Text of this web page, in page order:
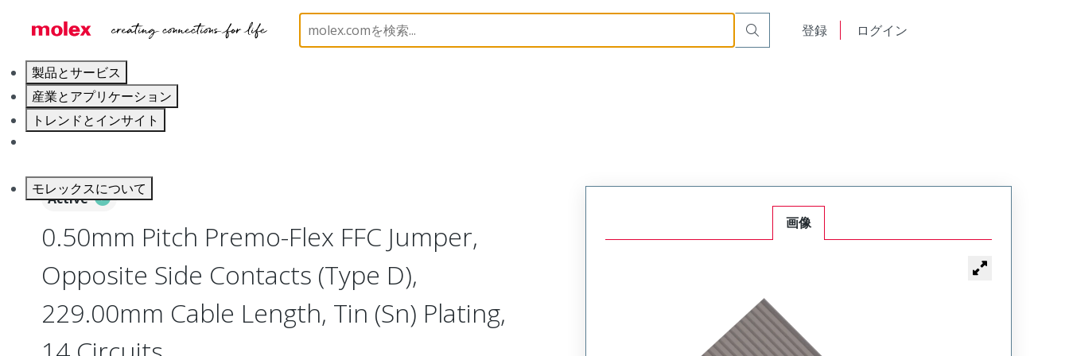
登録 ログイン
製品とサービス
産業とアプリケーション
トレンドとインサイト
モレックスについて
Flat-Flexible Cable (FFC) 15266 152660156
Active
0.50mm Pitch Premo-Flex FFC Jumper,
Opposite Side Contacts (Type D),
229.00mm Cable Length, Tin (Sn) Plating,
画像